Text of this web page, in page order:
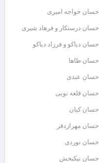
احسان خواجه امیری
احسان درستكار و فرهاد شيرى
احسان دیاکو و فرزاد دیاکو
احسان طاها
احسان عبدی
احسان قلعه نویی
احسان کیان
احسان مهرازدفر
احسان نوردی
احسان نیکبخش